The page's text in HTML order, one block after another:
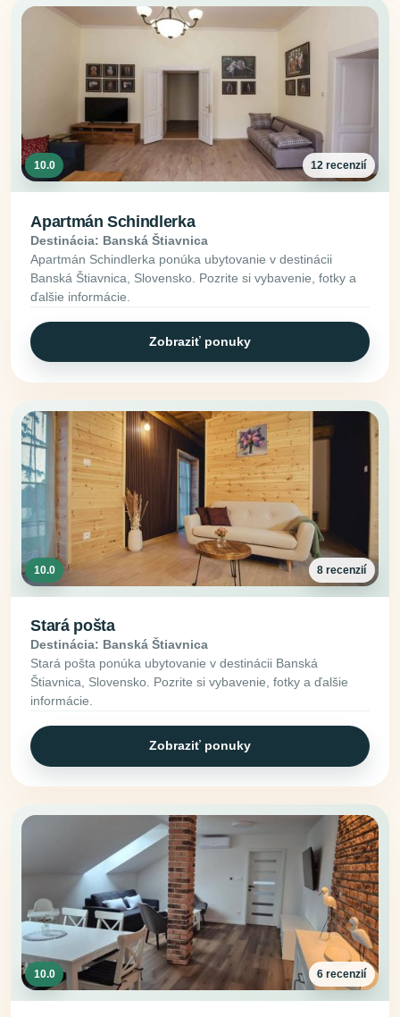
10.0 12 recenzií
Apartmán Schindlerka
Destinácia: Banská Štiavnica
Apartmán Schindlerka ponúka ubytovanie v destinácii
Banská Štiavnica, Slovensko. Pozrite si vybavenie, fotky a
ďalšie informácie.
Zobraziť ponuky
10.0 8 recenzií
Stará pošta
Destinácia: Banská Štiavnica
Stará pošta ponúka ubytovanie v destinácii Banská
Štiavnica, Slovensko. Pozrite si vybavenie, fotky a ďalšie
informácie.
Zobraziť ponuky
10.0 6 recenzií